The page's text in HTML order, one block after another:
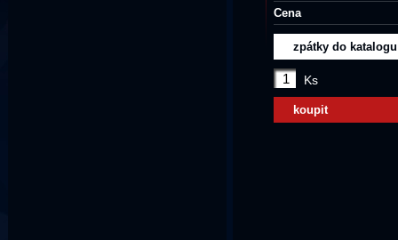
Cena
zpátky do katalogu
Ks
koupit